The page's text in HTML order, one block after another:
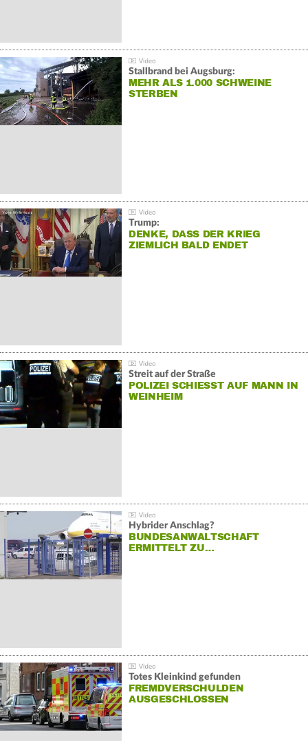
Stallbrand bei Augsburg:
MEHR ALS 1.000 SCHWEINE
STERBEN
Trump:
DENKE, DASS DER KRIEG
ZIEMLICH BALD ENDET
Streit auf der Straße
POLIZEI SCHIESST AUF MANN IN W
EINHEIM
Hybrider Anschlag?
BUNDESANWALTSCHAFT
ERMITTELT ZU…
Totes Kleinkind gefunden
FREMDVERSCHULDEN
AUSGESCHLOSSEN